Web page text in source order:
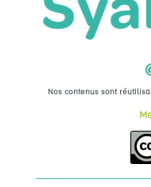
Nos contenus sont